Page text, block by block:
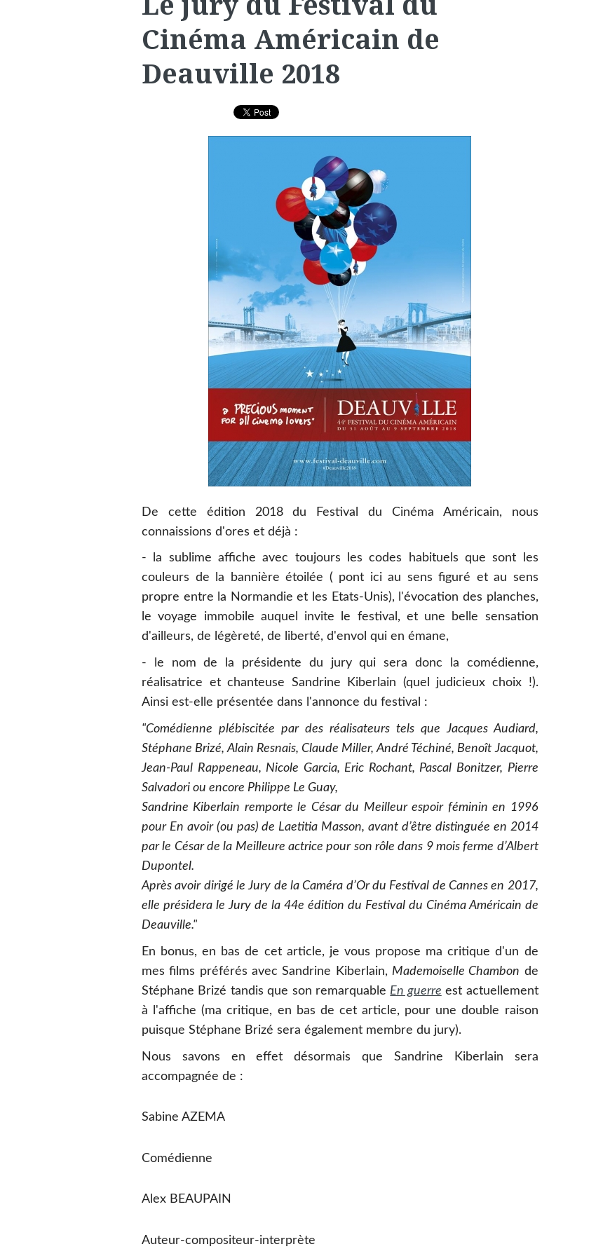
Cinéma Américain de
Deauville 2018
De cette édition 2018 du Festival du Cinéma Américain, nous
connaissions d'ores et déjà :
- la sublime affiche avec toujours les codes habituels que sont les
couleurs de la bannière étoilée ( pont ici au sens figuré et au sens
propre entre la Normandie et les Etats-Unis), l'évocation des planches,
le voyage immobile auquel invite le festival, et une belle sensation
d'ailleurs, de légèreté, de liberté, d'envol qui en émane,
- le nom de la présidente du jury qui sera donc la comédienne,
réalisatrice et chanteuse Sandrine Kiberlain (quel judicieux choix !).
Ainsi est-elle présentée dans l'annonce du festival :
"Comédienne plébiscitée par des réalisateurs tels que Jacques Audiard,
Stéphane Brizé, Alain Resnais, Claude Miller, André Téchiné, Benoît Jacquot,
Jean-Paul Rappeneau, Nicole Garcia, Eric Rochant, Pascal Bonitzer, Pierre
Salvadori ou encore Philippe Le Guay,
Sandrine Kiberlain remporte le César du Meilleur espoir féminin en 1996
pour En avoir (ou pas) de Laetitia Masson, avant d’être distinguée en 2014
par le César de la Meilleure actrice pour son rôle dans 9 mois ferme d’Albert
Dupontel.
Après avoir dirigé le Jury de la Caméra d’Or du Festival de Cannes en 2017,
elle présidera le Jury de la 44e édition du Festival du Cinéma Américain de
Deauville."
En bonus, en bas de cet article, je vous propose ma critique d'un de
mes films préférés avec Sandrine Kiberlain, Mademoiselle Chambon de
Stéphane Brizé tandis que son remarquable En guerre est actuellement
à l'affiche (ma critique, en bas de cet article, pour une double raison
puisque Stéphane Brizé sera également membre du jury).
Nous savons en effet désormais que Sandrine Kiberlain sera
accompagnée de :
Sabine AZEMA
Comédienne
Alex BEAUPAIN
Auteur-compositeur-interprète